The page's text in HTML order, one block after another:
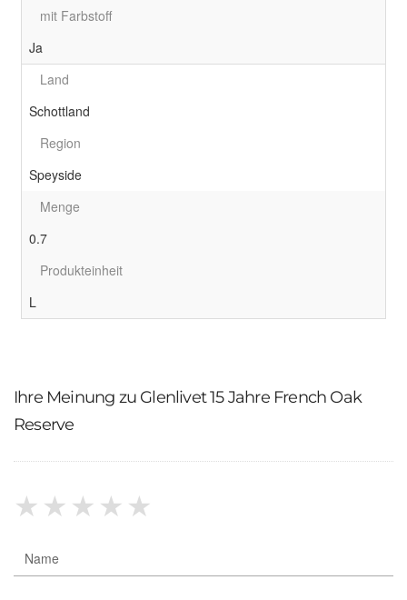
mit Farbstoff
Ja
Land
Schottland
Region
Speyside
Menge
0.7
Produkteinheit
L
Ihre Meinung zu Glenlivet 15 Jahre French Oak
Reserve
★★★★★